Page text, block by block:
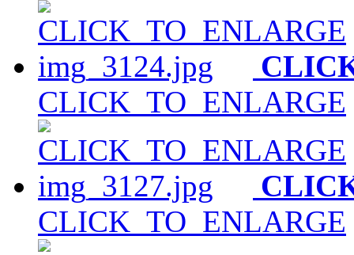
CLICK_TO_ENLARGE
CLICK_TO_ENLARGE